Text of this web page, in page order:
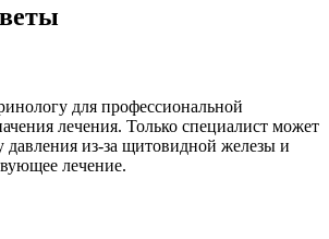
для профессиональной
лечения. Только специалист может
давления из-за щитовидной железы и
лечение.